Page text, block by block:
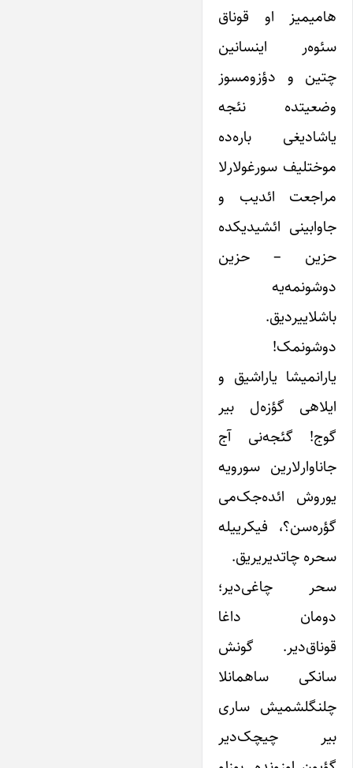
هامیمیز او قوناق
سئوه‌ر اینسانین
چتین و دؤزومسوز
وضعیتده نئجه
یاشادیغی باره‌ده
موختلیف سورغولارلا
مراجعت ائدیب و
جاوابینی ائشیدیکده
حزین – حزین
دوشونمه‌یه
باشلاییردیق.
دوشونمک!
یارانمیشا یاراشیق و
ایلاهی گؤزه‌ل بیر
گوج! گئجه‌نی آج
جاناوارلارین سورویه
یوروش ائده‌جک‌می
گؤره‌سن؟، فیکرییله
سحره چاتدیریریق.
سحر چاغی‌دیر؛
دومان داغا
قوناق‌دیر. گونش
سانکی ساهمانلا
چلنگلشمیش ساری
بیر چیچک‌دیر